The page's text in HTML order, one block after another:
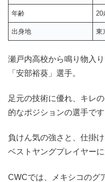
年齢 20
出身地 東
瀬戸内高校から鳴り物入
「安部裕葵」選手。
足元の技術に優れ、キレ
的なポジションの選手です
負けん気の強さと、仕掛
ベストヤングプレイヤーに
CWCでは、メキシコのグ